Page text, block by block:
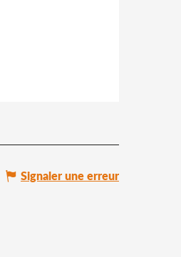
Signaler une erreur